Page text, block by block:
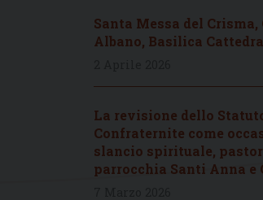
Santa Messa del
Albano, Basilica
La revisione dello
Confraternite come
slancio spirituale,
parrocchia Santi Anna